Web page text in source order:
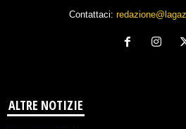
Contattaci:
ALTRE NOTIZIE